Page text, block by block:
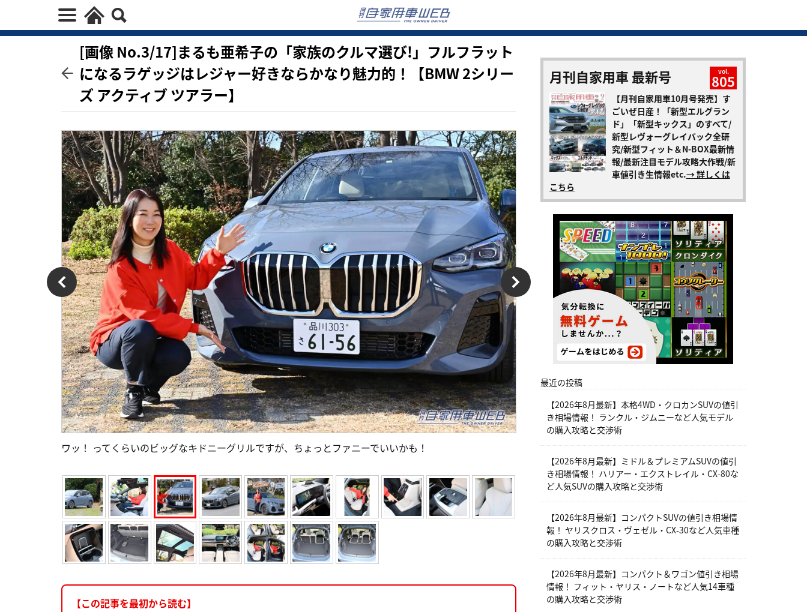
[画像 No.3/17]まるも亜希子の「家族のクルマ選び!」フルフラット
になるラゲッジはレジャー好きならかなり魅力的！【BMW 2シリー
ズ アクティブ ツアラー】
ワッ！ ってくらいのビッグなキドニーグリルですが、ちょっとファニーでいいかも！
【この記事を最初から読む】
月刊自家用車 最新号 vol.
805
【月刊自家用車10月号発売】す
ごいぜ日産！「新型エルグラン
ド」「新型キックス」のすべて/
新型レヴォーグレイバック全研
究/新型フィット＆N-BOX最新情
報/最新注目モデル攻略大作戦/新
車値引き生情報etc.→ 詳しくは
こちら
最近の投稿
【2026年8月最新】本格4WD・クロカンSUVの値引
き相場情報！ ランクル・ジムニーなど人気モデル
の購入攻略と交渉術
【2026年8月最新】ミドル＆プレミアムSUVの値引
き相場情報！ ハリアー・エクストレイル・CX-80な
ど人気SUVの購入攻略と交渉術
【2026年8月最新】コンパクトSUVの値引き相場情
報！ ヤリスクロス・ヴェゼル・CX-30など人気車種
の購入攻略と交渉術
【2026年8月最新】コンパクト＆ワゴン値引き相場
情報！ フィット・ヤリス・ノートなど人気14車種
の購入攻略と交渉術